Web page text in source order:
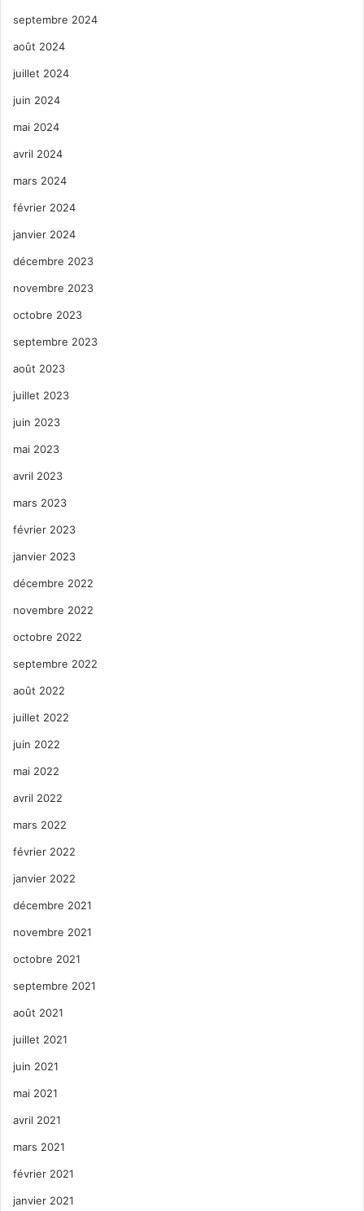
septembre 2024
août 2024
juillet 2024
juin 2024
mai 2024
avril 2024
mars 2024
février 2024
janvier 2024
décembre 2023
novembre 2023
octobre 2023
septembre 2023
août 2023
juillet 2023
juin 2023
mai 2023
avril 2023
mars 2023
février 2023
janvier 2023
décembre 2022
novembre 2022
octobre 2022
septembre 2022
août 2022
juillet 2022
juin 2022
mai 2022
avril 2022
mars 2022
février 2022
janvier 2022
décembre 2021
novembre 2021
octobre 2021
septembre 2021
août 2021
juillet 2021
juin 2021
mai 2021
avril 2021
mars 2021
février 2021
janvier 2021